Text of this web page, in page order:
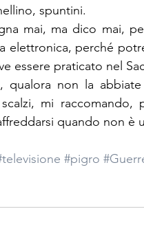
spuntini.
mai, ma dico mai,
elettronica, perché
essere praticato nel
qualora non la
mi raccomando,
quando non è
#pigro